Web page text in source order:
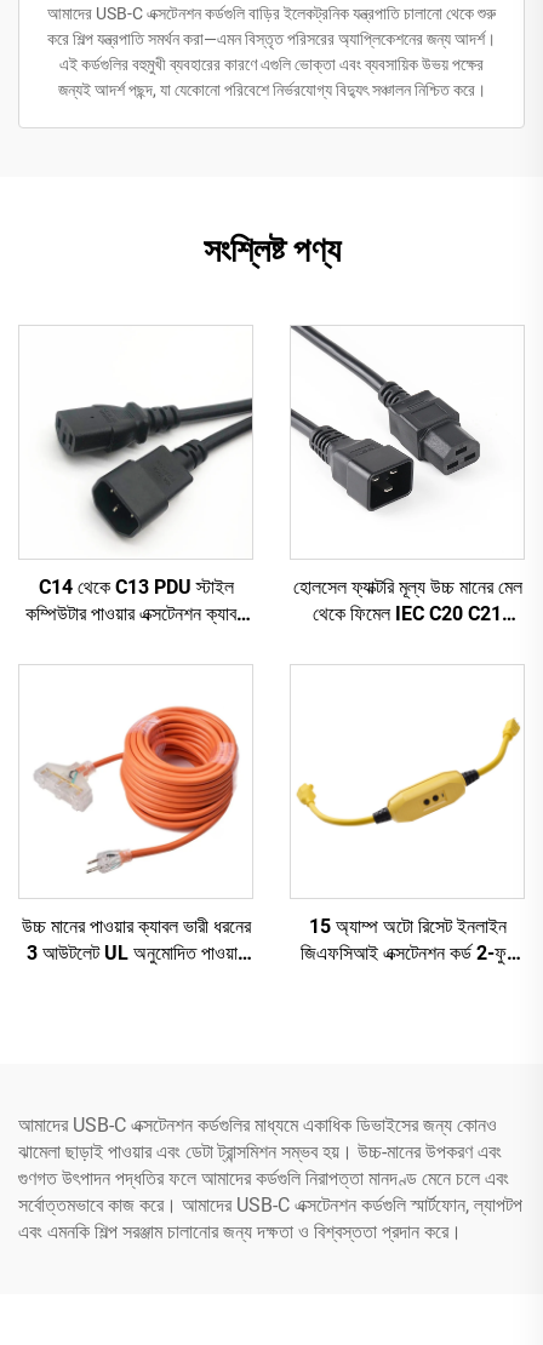
আমাদের USB-C এক্সটেনশন কর্ডগুলি বাড়ির ইলেকট্রনিক যন্ত্রপাতি চালানো থেকে শুরু
করে শিল্প যন্ত্রপাতি সমর্থন করা—এমন বিস্তৃত পরিসরের অ্যাপ্লিকেশনের জন্য আদর্শ।
এই কর্ডগুলির বহুমুখী ব্যবহারের কারণে এগুলি ভোক্তা এবং ব্যবসায়িক উভয় পক্ষের
জন্যই আদর্শ পছন্দ, যা যেকোনো পরিবেশে নির্ভরযোগ্য বিদ্যুৎ সঞ্চালন নিশ্চিত করে।
সংশ্লিষ্ট পণ্য
C14 থেকে C13 PDU স্টাইল
কম্পিউটার পাওয়ার এক্সটেনশন ক্যাবল
এক্সটেনশন কর্ড 10A IEC-320-
হোলসেল ফ্যাক্টরি মূল্য উচ্চ মানের মেল
থেকে ফিমেল IEC C20 C21
উচ্চ মানের পাওয়ার ক্যাবল ভারী ধরনের
3 আউটলেট UL অনুমোদিত পাওয়ার
15 অ্যাম্প অটো রিসেট ইনলাইন
জিএফসিআই এক্সটেনশন কর্ড 2-ফুট
আমাদের USB-C এক্সটেনশন কর্ডগুলির মাধ্যমে একাধিক ডিভাইসের জন্য কোনও
ঝামেলা ছাড়াই পাওয়ার এবং ডেটা ট্রান্সমিশন সম্ভব হয়। উচ্চ-মানের উপকরণ এবং
গুণগত উৎপাদন পদ্ধতির ফলে আমাদের কর্ডগুলি নিরাপত্তা মানদণ্ড মেনে চলে এবং
সর্বোত্তমভাবে কাজ করে। আমাদের USB-C এক্সটেনশন কর্ডগুলি স্মার্টফোন, ল্যাপটপ
এবং এমনকি শিল্প সরঞ্জাম চালানোর জন্য দক্ষতা ও বিশ্বস্ততা প্রদান করে।